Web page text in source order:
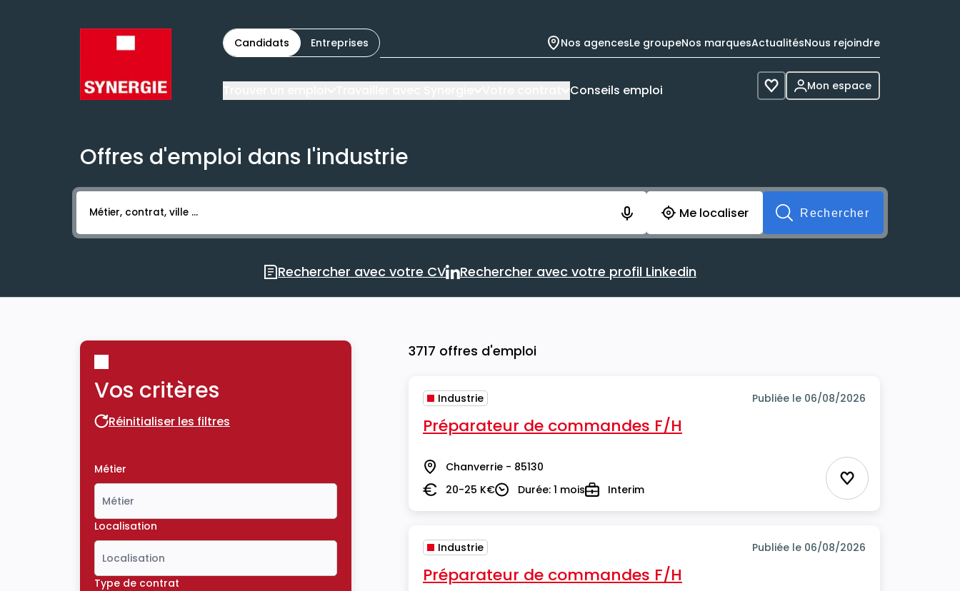
Candidats Entreprises Nos agencesLe groupeNos marquesActualitésNous rejoindre
Conseils emploi Voir les favoris
Mon espace
Offres d'emploi dans l'industrie
Activer l’élément pour lancer l’enregistrement. Vous aurez 10 secondes pour enregistrer votre recherche avant soumission du formulaire. Vous
Me localiser
Rechercher
Rechercher avec votre CV
Rechercher avec votre CV
Rechercher avec votre profil Linkedin
Rechercher avec votre profil Linkedin
Vos critères
Réinitialiser les filtres
Réinitialiser les filtres
Métier
Localisation
Type de contrat
3717 offres d'emploi
Industrie Publiée le 06/08/2026
Préparateur de commandes F/H
Lieu Chanverrie - 85130
Salaire20-25 K€DuréeDurée: 1 moisTypeInterim Ajouter aux
Industrie Publiée le 06/08/2026
Préparateur de commandes F/H